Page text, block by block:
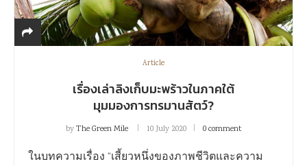
Article
เรื่องเล่าลิงเก็บมะพร้าวในภาคใต้
มุมมองการทรมานสัตว์?
byThe Green Mile 10 July 2020 0 comment
ในบทความเรื่อง “เสี้ยวหนึ่งของภาพชีวิตและความ